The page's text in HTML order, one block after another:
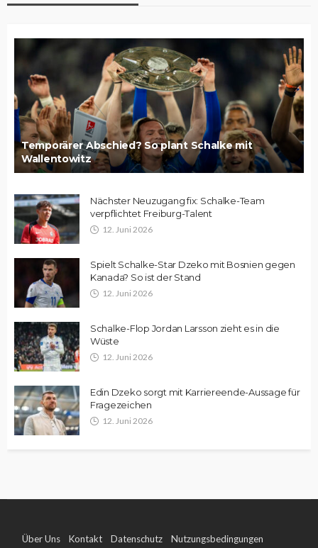
Temporärer Abschied? So plant Schalke mit
Wallentowitz
Nächster Neuzugang fix: Schalke-Team
verpflichtet Freiburg-Talent
12. Juni 2026
Spielt Schalke-Star Dzeko mit Bosnien gegen
Kanada? So ist der Stand
12. Juni 2026
Schalke-Flop Jordan Larsson zieht es in die
Wüste
12. Juni 2026
Edin Dzeko sorgt mit Karriereende-Aussage für
Fragezeichen
12. Juni 2026
Über Uns Kontakt Datenschutz Nutzungsbedingungen